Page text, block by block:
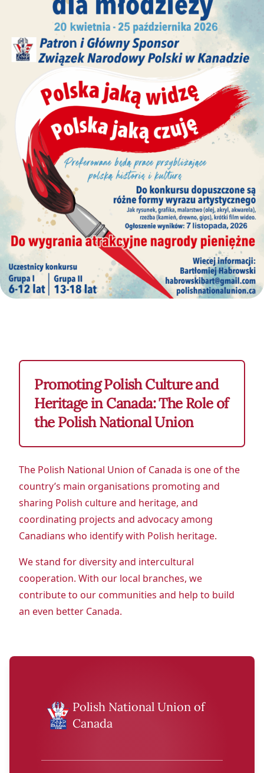
Promoting Polish Culture and
Heritage in Canada: The Role of
the Polish National Union
The Polish National Union of Canada is one of the
country’s main organisations promoting and
sharing Polish culture and heritage, and
coordinating projects and advocacy among
Canadians who identify with Polish heritage.
We stand for diversity and intercultural
cooperation. With our local branches, we
contribute to our communities and help to build
an even better Canada.
Polish National Union of
Canada